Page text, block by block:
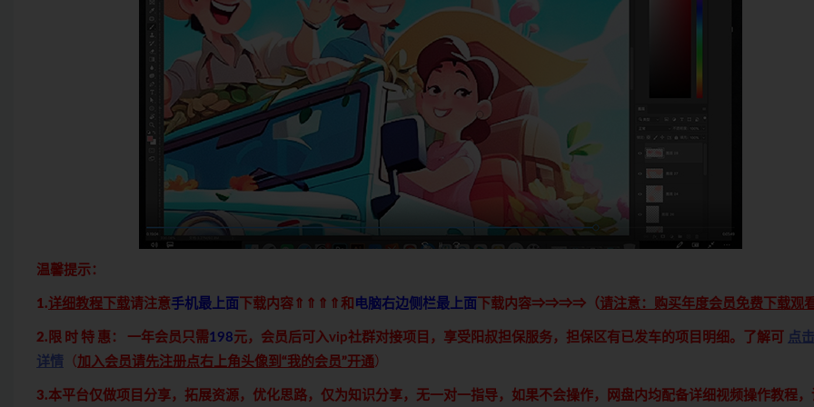
温馨提示：
1.详细教程下载请注意手机最上面 下载内容⇑⇑⇑⇑和 电脑右边侧栏最上面 下载内容⇒⇒⇒⇒（请注意：购买年度会员免费下载观
2.限 时 特 惠： 一年会员只需198元，会员后可入vip社群对接项目，享受阳叔担保服务，担保区有已发车的项目明细。了解可
点
详情 （ 加入会员请先注册点右上角头像到“我的会员”开通）
3.本平台仅做项目分享，拓展资源，优化思路，仅为知识分享，无一对一指导，如果不会操作，网盘内均配备详细视频操作教程，